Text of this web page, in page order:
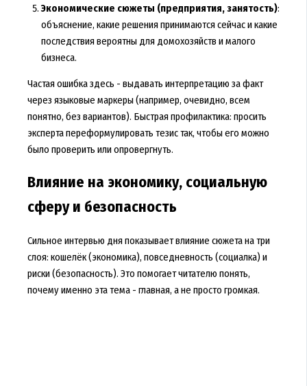
Экономические сюжеты (предприятия, занятость):
объяснение, какие решения принимаются сейчас и какие
последствия вероятны для домохозяйств и малого
бизнеса.
Частая ошибка здесь - выдавать интерпретацию за факт
через языковые маркеры (например, очевидно, всем
понятно, без вариантов). Быстрая профилактика: просить
эксперта переформулировать тезис так, чтобы его можно
было проверить или опровергнуть.
Влияние на экономику, социальную
сферу и безопасность
Сильное интервью дня показывает влияние сюжета на три
слоя: кошелёк (экономика), повседневность (социалка) и
риски (безопасность). Это помогает читателю понять,
почему именно эта тема - главная, а не просто громкая.